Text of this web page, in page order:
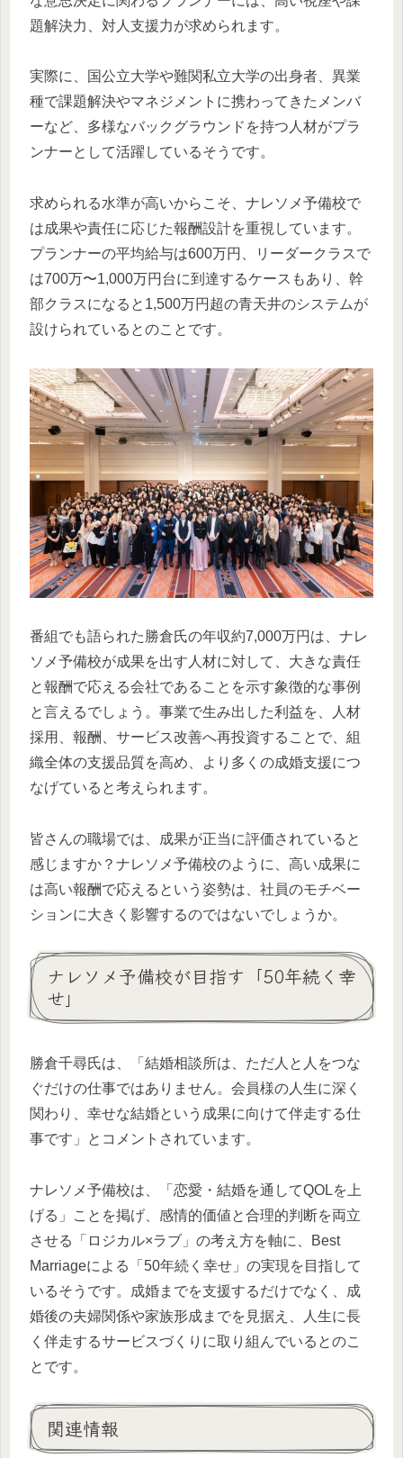
題解決力、対人支援力が求められます。
実際に、国公立大学や難関私立大学の出身者、異業
種で課題解決やマネジメントに携わってきたメンバ
ーなど、多様なバックグラウンドを持つ人材がプラ
ンナーとして活躍しているそうです。
求められる水準が高いからこそ、ナレソメ予備校で
は成果や責任に応じた報酬設計を重視しています。
プランナーの平均給与は600万円、リーダークラスで
は700万〜1,000万円台に到達するケースもあり、幹
部クラスになると1,500万円超の青天井のシステムが
設けられているとのことです。
番組でも語られた勝倉氏の年収約7,000万円は、ナレ
ソメ予備校が成果を出す人材に対して、大きな責任
と報酬で応える会社であることを示す象徴的な事例
と言えるでしょう。事業で生み出した利益を、人材
採用、報酬、サービス改善へ再投資することで、組
織全体の支援品質を高め、より多くの成婚支援につ
なげていると考えられます。
皆さんの職場では、成果が正当に評価されていると
感じますか？ナレソメ予備校のように、高い成果に
は高い報酬で応えるという姿勢は、社員のモチベー
ションに大きく影響するのではないでしょうか。
ナレソメ予備校が目指す「50年続く幸
せ」
勝倉千尋氏は、「結婚相談所は、ただ人と人をつな
ぐだけの仕事ではありません。会員様の人生に深く
関わり、幸せな結婚という成果に向けて伴走する仕
事です」とコメントされています。
ナレソメ予備校は、「恋愛・結婚を通してQOLを上
げる」ことを掲げ、感情的価値と合理的判断を両立
させる「ロジカル×ラブ」の考え方を軸に、Best
Marriageによる「50年続く幸せ」の実現を目指して
いるそうです。成婚までを支援するだけでなく、成
婚後の夫婦関係や家族形成までを見据え、人生に長
く伴走するサービスづくりに取り組んでいるとのこ
とです。
関連情報